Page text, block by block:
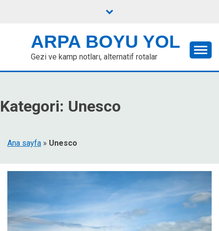
ARPA BOYU YOL
Gezi ve kamp notları, alternatif rotalar
Kategori: Unesco
Ana sayfa » Unesco